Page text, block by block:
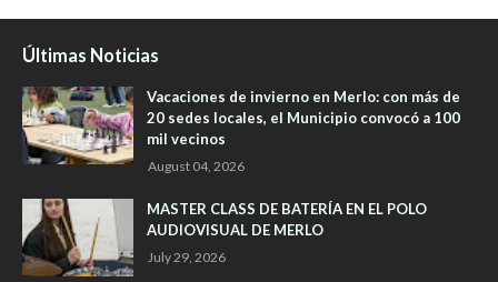
Últimas Noticias
Vacaciones de invierno en Merlo: con más de
20 sedes locales, el Municipio convocó a 100
mil vecinos
August 04, 2026
MASTER CLASS DE BATERÍA EN EL POLO
AUDIOVISUAL DE MERLO
July 29, 2026